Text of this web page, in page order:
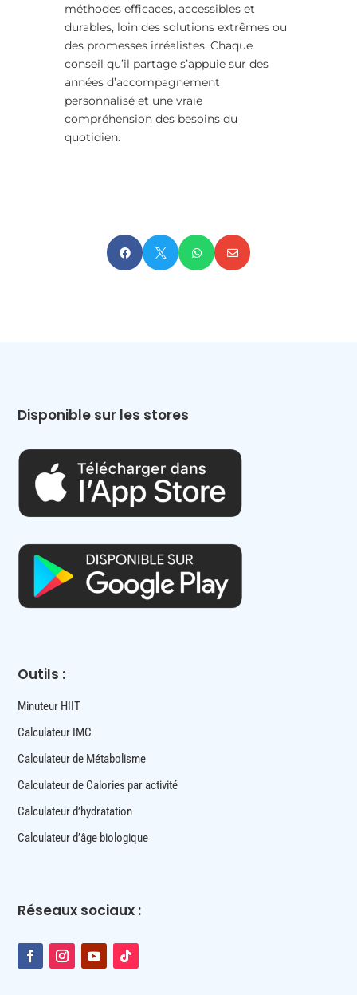
méthodes efficaces, accessibles et
durables, loin des solutions extrêmes ou
des promesses irréalistes. Chaque
conseil qu’il partage s’appuie sur des
années d’accompagnement
personnalisé et une vraie
compréhension des besoins du
quotidien.
   
Disponible sur les stores
Outils :
Minuteur HIIT
Calculateur IMC
Calculateur de Métabolisme
Calculateur de Calories par activité
Calculateur d’hydratation
Calculateur d’âge biologique
Réseaux sociaux :